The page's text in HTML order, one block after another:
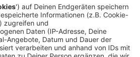
nur wenig später in einen brutalen
Denn man findet Ote -
- tot in der Nähe von Joes
Kommando von Deputy
nimmt die Ermittlungen auf